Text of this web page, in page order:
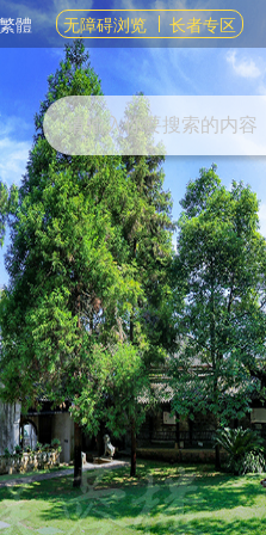
繁體 无障碍浏览 长者专区